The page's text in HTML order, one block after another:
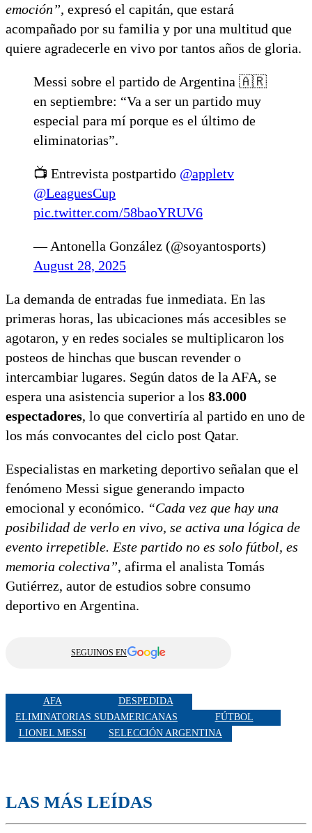
emoción”, expresó el capitán, que estará
acompañado por su familia y por una multitud que
quiere agradecerle en vivo por tantos años de gloria.
Messi sobre el partido de Argentina 🇦🇷
en septiembre: “Va a ser un partido muy
especial para mí porque es el último de
eliminatorias”.
📺 Entrevista postpartido @appletv
@LeaguesCup
pic.twitter.com/58baoYRUV6
— Antonella González (@soyantosports)
August 28, 2025
La demanda de entradas fue inmediata. En las
primeras horas, las ubicaciones más accesibles se
agotaron, y en redes sociales se multiplicaron los
posteos de hinchas que buscan revender o
intercambiar lugares. Según datos de la AFA, se
espera una asistencia superior a los 83.000
espectadores, lo que convertiría al partido en uno de
los más convocantes del ciclo post Qatar.
Especialistas en marketing deportivo señalan que el
fenómeno Messi sigue generando impacto
emocional y económico. “Cada vez que hay una
posibilidad de verlo en vivo, se activa una lógica de
evento irrepetible. Este partido no es solo fútbol, es
memoria colectiva”, afirma el analista Tomás
Gutiérrez, autor de estudios sobre consumo
deportivo en Argentina.
SEGUINOS EN
AFA
DESPEDIDA
ELIMINATORIAS SUDAMERICANAS
FÚTBOL
LIONEL MESSI
SELECCIÓN ARGENTINA
LAS MÁS LEÍDAS